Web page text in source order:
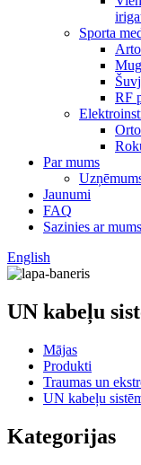
Sporta
RF
Par mums
Jaunumi
FAQ
Sazinies ar mums
English
UN kabeļu
Mājas
Produkti
Traumas un
UN kabeļu
Kategorijas